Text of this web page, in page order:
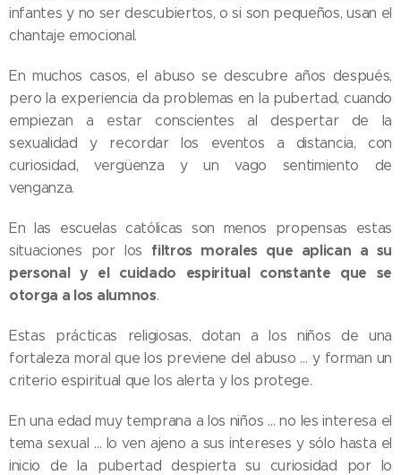
infantes y no ser descubiertos, o si son pequeños, usan el
chantaje emocional.
En muchos casos, el abuso se descubre años después,
pero la experiencia da problemas en la pubertad, cuando
empiezan a estar conscientes al despertar de la
sexualidad y recordar los eventos a distancia, con
curiosidad, vergüenza y un vago sentimiento de
venganza.
En las escuelas católicas son menos propensas estas
situaciones por los filtros morales que aplican a su
personal y el cuidado espiritual constante que se
otorga a los alumnos.
Estas prácticas religiosas, dotan a los niños de una
fortaleza moral que los previene del abuso … y forman un
criterio espiritual que los alerta y los protege.
En una edad muy temprana a los niños … no les interesa el
tema sexual … lo ven ajeno a sus intereses y sólo hasta el
inicio de la pubertad despierta su curiosidad por lo